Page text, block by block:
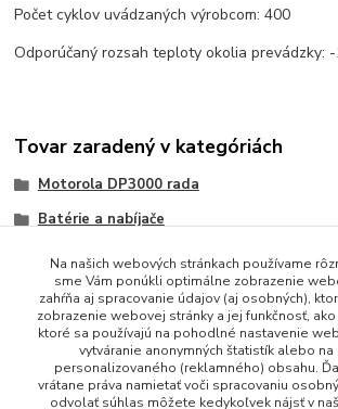
Počet cyklov uvádzaných výrobcom: 400
Odporúčaný rozsah teploty okolia prevádzky:
Tovar zaradený v kategóriách
Motorola DP3000 rada
Batérie a nabíjače
+421 948 229 224
Na našich webových stránkach používame
sme Vám ponúkli optimálne zobrazenie
zahŕňa aj spracovanie údajov (aj osobných),
zobrazenie webovej stránky a jej funkčnosť,
ktoré sa používajú na pohodlné nastavenie
vytváranie anonymných štatistík alebo
personalizovaného (reklamného) obsahu.
vrátane práva namietať voči spracovaniu
odvolať súhlas môžete kedykoľvek nájsť v